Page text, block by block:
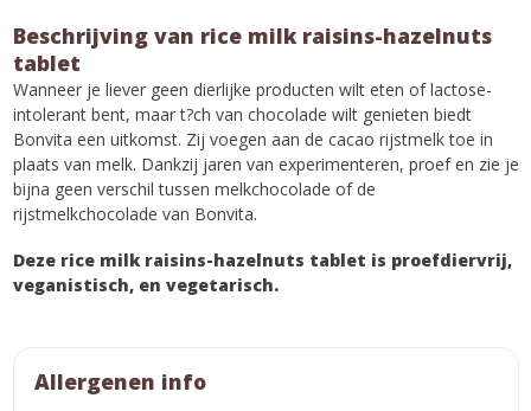
Beschrijving van rice milk raisins-hazelnuts
tablet
Wanneer je liever geen dierlijke producten wilt eten of lactose-
intolerant bent, maar t?ch van chocolade wilt genieten biedt
Bonvita een uitkomst. Zij voegen aan de cacao rijstmelk toe in
plaats van melk. Dankzij jaren van experimenteren, proef en zie je
bijna geen verschil tussen melkchocolade of de
rijstmelkchocolade van Bonvita.
Deze rice milk raisins-hazelnuts tablet is proefdiervrij,
veganistisch, en vegetarisch.
Allergenen info